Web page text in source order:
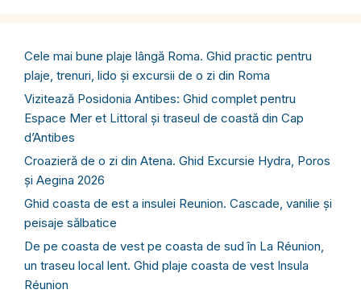
Cele mai bune plaje lângă Roma. Ghid practic pentru
plaje, trenuri, lido și excursii de o zi din Roma
Vizitează Posidonia Antibes: Ghid complet pentru
Espace Mer et Littoral și traseul de coastă din Cap
d’Antibes
Croazieră de o zi din Atena. Ghid Excursie Hydra, Poros
și Aegina 2026
Ghid coasta de est a insulei Reunion. Cascade, vanilie și
peisaje sălbatice
De pe coasta de vest pe coasta de sud în La Réunion,
un traseu local lent. Ghid plaje coasta de vest Insula
Réunion